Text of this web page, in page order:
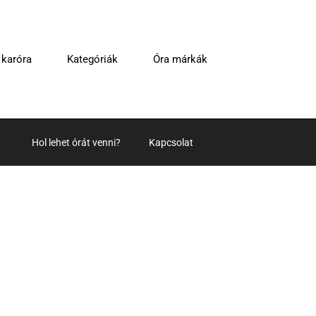
Kategóriák Óra márkák
Hol lehet órát venni? Kapcsolat